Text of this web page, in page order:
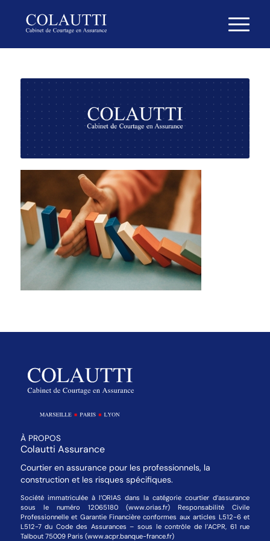
À PROPOS
Colautti Assurance
Courtier en assurance pour les professionnels, la
construction et les risques spécifiques.
Société immatriculée à l’ORIAS dans la catégorie courtier d’assurance
sous le numéro 12065180 (www.orias.fr) Responsabilité Civile
Professionnelle et Garantie Financière conformes aux articles L512-6 et
L512-7 du Code des Assurances – sous le contrôle de l’ACPR, 61 rue
Talbout 75009 Paris (www.acpr.banque-france.fr)